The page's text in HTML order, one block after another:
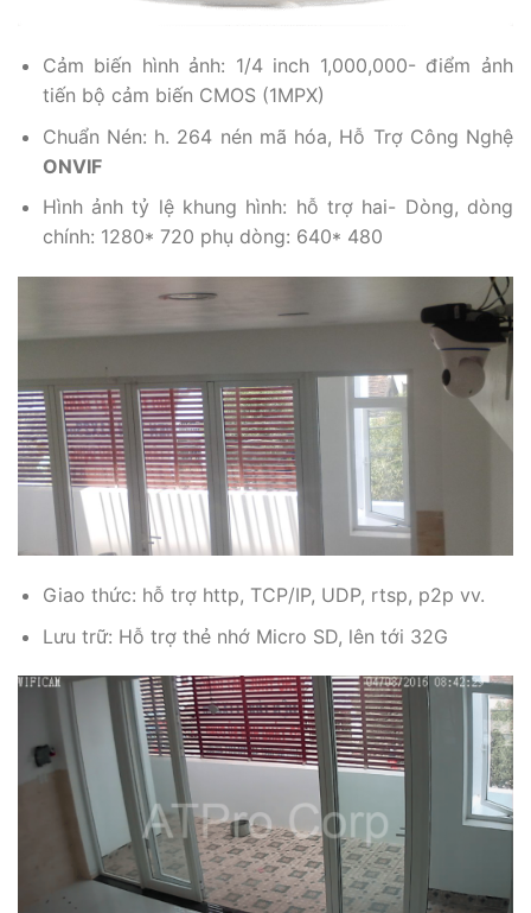
Cảm biến hình ảnh: 1/4 inch 1,000,000- điểm ảnh
tiến bộ cảm biến CMOS (1MPX)
Chuẩn Nén: h. 264 nén mã hóa, Hỗ Trợ Công Nghệ
ONVIF
Hình ảnh tỷ lệ khung hình: hỗ trợ hai- Dòng, dòng
chính: 1280* 720 phụ dòng: 640* 480
Giao thức: hỗ trợ http, TCP/IP, UDP, rtsp, p2p vv.
Lưu trữ: Hỗ trợ thẻ nhớ Micro SD, lên tới 32G